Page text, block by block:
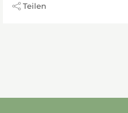
Teilen